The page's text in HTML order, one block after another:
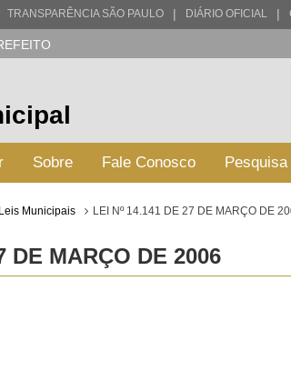
TRANSPARÊNCIA SÃO PAULO | DIÁRIO OFICIAL |
Sobre Fale Conosco
Municipais LEI Nº 14.141 DE 27 DE MARÇO DE
DE MARÇO DE 2006